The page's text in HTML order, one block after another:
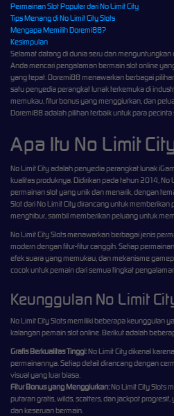
Permainan Slot Populer dari No Limit City
Tips Menang di No Limit City Slots
Mengapa Memilih Doremi88?
Kesimpulan
Selamat datang di dunia seru dan menguntungkan
Anda mencari pengalaman bermain slot online
yang tepat. Doremi88 menawarkan berbagai
satu penyedia perangkat lunak terkemuka di
memukau, fitur bonus yang menggiurkan, dan
Doremi88 adalah pilihan terbaik untuk para pecinta
Apa Itu No Limit
No Limit City adalah penyedia perangkat lunak
kualitas produknya. Didirikan pada tahun 2014, No
permainan slot yang unik dan menarik, dengan
Slot dari No Limit City dirancang untuk
menghibur, sambil memberikan peluang untuk
No Limit City Slots menawarkan berbagai jenis
modern dengan fitur-fitur canggih. Setiap
efek suara yang memukau, dan mekanisme
cocok untuk pemain dari semua tingkat
Keunggulan No Limit
No Limit City Slots memiliki beberapa keunggulan
kalangan pemain slot online. Berikut adalah
Grafis Berkualitas Tinggi:No Limit City dikenal
permainannya. Setiap detail dirancang dengan
visual yang luar biasa.
Fitur Bonus yang Menggiurkan:No Limit City Slots
putaran gratis, wilds, scatters, dan jackpot
dan keseruan bermain.